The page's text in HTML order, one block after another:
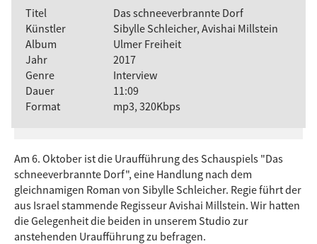
Titel
Das schneeverbrannte Dorf
Künstler
Sibylle Schleicher, Avishai Millstein
Album
Ulmer Freiheit
Jahr
2017
Genre
Interview
Dauer
11:09
Format
mp3, 320Kbps
Am 6. Oktober ist die Uraufführung des Schauspiels "Das
schneeverbrannte Dorf", eine Handlung nach dem
gleichnamigen Roman von Sibylle Schleicher. Regie führt der
aus Israel stammende Regisseur Avishai Millstein. Wir hatten
die Gelegenheit die beiden in unserem Studio zur
anstehenden Uraufführung zu befragen.